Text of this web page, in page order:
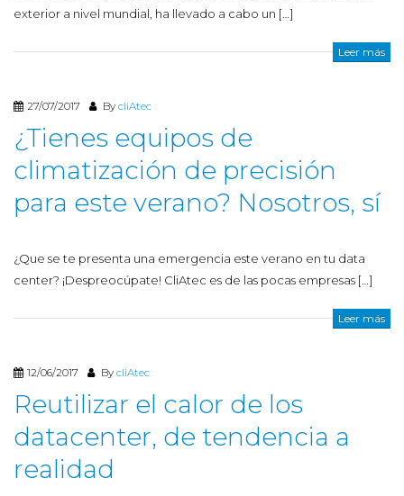
exterior a nivel mundial, ha llevado a cabo un […]
Leer más
27/07/2017 BycliAtec
¿Tienes equipos de
climatización de precisión
para este verano? Nosotros, sí
¿Que se te presenta una emergencia este verano en tu data
center? ¡Despreocúpate! CliAtec es de las pocas empresas […]
Leer más
12/06/2017 BycliAtec
Reutilizar el calor de los
datacenter, de tendencia a
realidad